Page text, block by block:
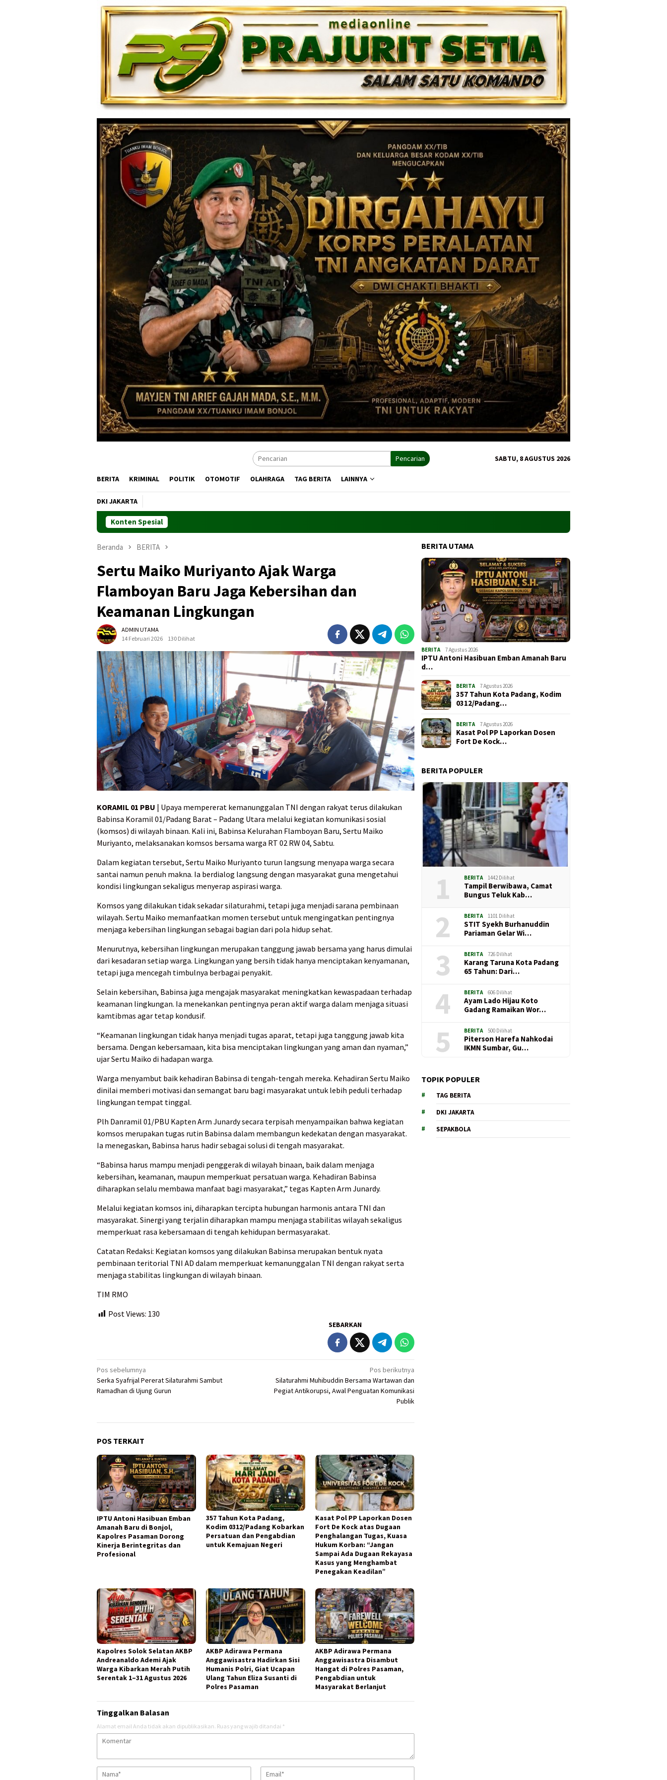
Pencarian SABTU, 8 AGUSTUS 2026
BERITA KRIMINAL POLITIK OTOMOTIF OLAHRAGA TAG BERITA LAINNYA
DKI JAKARTA
Konten Spesial
Beranda BERITA
Sertu Maiko Muriyanto Ajak Warga
Flamboyan Baru Jaga Kebersihan dan
Keamanan Lingkungan
ADMIN UTAMA
14 Februari 2026
130 Dilihat
KORAMIL 01 PBU | Upaya mempererat kemanunggalan TNI dengan rakyat terus dilakukan
Babinsa Koramil 01/Padang Barat – Padang Utara melalui kegiatan komunikasi sosial
(komsos) di wilayah binaan. Kali ini, Babinsa Kelurahan Flamboyan Baru, Sertu Maiko
Muriyanto, melaksanakan komsos bersama warga RT 02 RW 04, Sabtu.
Dalam kegiatan tersebut, Sertu Maiko Muriyanto turun langsung menyapa warga secara
santai namun penuh makna. Ia berdialog langsung dengan masyarakat guna mengetahui
kondisi lingkungan sekaligus menyerap aspirasi warga.
Komsos yang dilakukan tidak sekadar silaturahmi, tetapi juga menjadi sarana pembinaan
wilayah. Sertu Maiko memanfaatkan momen tersebut untuk mengingatkan pentingnya
menjaga kebersihan lingkungan sebagai bagian dari pola hidup sehat.
Menurutnya, kebersihan lingkungan merupakan tanggung jawab bersama yang harus dimulai
dari kesadaran setiap warga. Lingkungan yang bersih tidak hanya menciptakan kenyamanan,
tetapi juga mencegah timbulnya berbagai penyakit.
Selain kebersihan, Babinsa juga mengajak masyarakat meningkatkan kewaspadaan terhadap
keamanan lingkungan. Ia menekankan pentingnya peran aktif warga dalam menjaga situasi
kamtibmas agar tetap kondusif.
“Keamanan lingkungan tidak hanya menjadi tugas aparat, tetapi juga tanggung jawab kita
bersama. Dengan kebersamaan, kita bisa menciptakan lingkungan yang aman dan nyaman,”
ujar Sertu Maiko di hadapan warga.
Warga menyambut baik kehadiran Babinsa di tengah-tengah mereka. Kehadiran Sertu Maiko
dinilai memberi motivasi dan semangat baru bagi masyarakat untuk lebih peduli terhadap
lingkungan tempat tinggal.
Plh Danramil 01/PBU Kapten Arm Junardy secara terpisah menyampaikan bahwa kegiatan
komsos merupakan tugas rutin Babinsa dalam membangun kedekatan dengan masyarakat.
Ia menegaskan, Babinsa harus hadir sebagai solusi di tengah masyarakat.
“Babinsa harus mampu menjadi penggerak di wilayah binaan, baik dalam menjaga
kebersihan, keamanan, maupun memperkuat persatuan warga. Kehadiran Babinsa
diharapkan selalu membawa manfaat bagi masyarakat,” tegas Kapten Arm Junardy.
Melalui kegiatan komsos ini, diharapkan tercipta hubungan harmonis antara TNI dan
masyarakat. Sinergi yang terjalin diharapkan mampu menjaga stabilitas wilayah sekaligus
memperkuat rasa kebersamaan di tengah kehidupan bermasyarakat.
Catatan Redaksi: Kegiatan komsos yang dilakukan Babinsa merupakan bentuk nyata
pembinaan teritorial TNI AD dalam memperkuat kemanunggalan TNI dengan rakyat serta
menjaga stabilitas lingkungan di wilayah binaan.
TIM RMO
Post Views: 130
SEBARKAN
Navigasi
pos
Pos sebelumnya
Serka Syafrijal Pererat Silaturahmi Sambut
Ramadhan di Ujung Gurun
Pos berikutnya
Silaturahmi Muhibuddin Bersama Wartawan dan
Pegiat Antikorupsi, Awal Penguatan Komunikasi
Publik
POS TERKAIT
IPTU Antoni Hasibuan Emban
Amanah Baru di Bonjol,
Kapolres Pasaman Dorong
Kinerja Berintegritas dan
Profesional
357 Tahun Kota Padang,
Kodim 0312/Padang Kobarkan
Persatuan dan Pengabdian
untuk Kemajuan Negeri
Kasat Pol PP Laporkan Dosen
Fort De Kock atas Dugaan
Penghalangan Tugas, Kuasa
Hukum Korban: “Jangan
Sampai Ada Dugaan Rekayasa
Kasus yang Menghambat
Penegakan Keadilan”
Kapolres Solok Selatan AKBP
Andreanaldo Ademi Ajak
Warga Kibarkan Merah Putih
Serentak 1–31 Agustus 2026
AKBP Adirawa Permana
Anggawisastra Hadirkan Sisi
Humanis Polri, Giat Ucapan
Ulang Tahun Eliza Susanti di
Polres Pasaman
AKBP Adirawa Permana
Anggawisastra Disambut
Hangat di Polres Pasaman,
Pengabdian untuk
Masyarakat Berlanjut
Tinggalkan Balasan
Alamat email Anda tidak akan dipublikasikan. Ruas yang wajib ditandai *
BERITA UTAMA
BERITA 7 Agustus 2026
IPTU Antoni Hasibuan Emban Amanah Baru
d…
BERITA 7 Agustus 2026
357 Tahun Kota Padang, Kodim
0312/Padang…
BERITA 7 Agustus 2026
Kasat Pol PP Laporkan Dosen
Fort De Kock…
BERITA POPULER
1 BERITA 1442 Dilihat
Tampil Berwibawa, Camat
Bungus Teluk Kab…
2 BERITA 1101 Dilihat
STIT Syekh Burhanuddin
Pariaman Gelar Wi…
3 BERITA 726 Dilihat
Karang Taruna Kota Padang
65 Tahun: Dari…
4 BERITA 606 Dilihat
Ayam Lado Hijau Koto
Gadang Ramaikan Wor…
5 BERITA 500 Dilihat
Piterson Harefa Nahkodai
IKMN Sumbar, Gu…
TOPIK POPULER
TAG BERITA
DKI JAKARTA
SEPAKBOLA